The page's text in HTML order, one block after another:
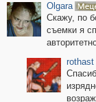
Olgara
Скажу, по
съемки я
rothast